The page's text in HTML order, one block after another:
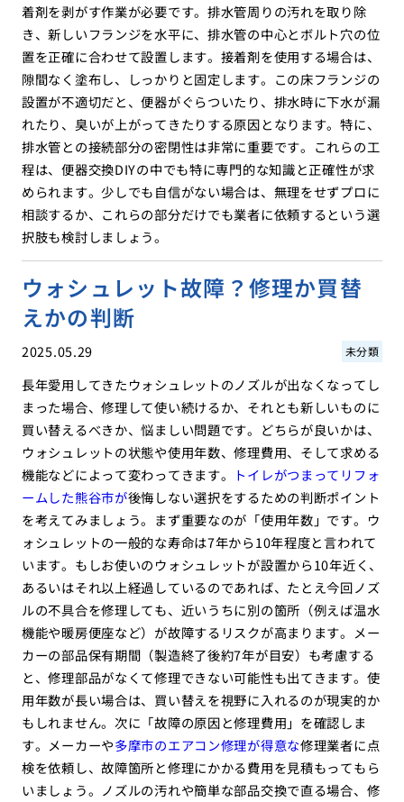
着剤を剥がす作業が必要です。排水管周りの汚れを取り除
き、新しいフランジを水平に、排水管の中心とボルト穴の位
置を正確に合わせて設置します。接着剤を使用する場合は、
隙間なく塗布し、しっかりと固定します。この床フランジの
設置が不適切だと、便器がぐらついたり、排水時に下水が漏
れたり、臭いが上がってきたりする原因となります。特に、
排水管との接続部分の密閉性は非常に重要です。これらの工
程は、便器交換DIYの中でも特に専門的な知識と正確性が求
められます。少しでも自信がない場合は、無理をせずプロに
相談するか、これらの部分だけでも業者に依頼するという選
択肢も検討しましょう。
ウォシュレット故障？修理か買替
えかの判断
2025.05.29 未分類
長年愛用してきたウォシュレットのノズルが出なくなってし
まった場合、修理して使い続けるか、それとも新しいものに
買い替えるべきか、悩ましい問題です。どちらが良いかは、
ウォシュレットの状態や使用年数、修理費用、そして求める
機能などによって変わってきます。
トイレがつまってリフォ
ームした熊谷市が後悔しない選択をするための判断ポイント
を考えてみましょう。まず重要なのが「使用年数」です。ウ
ォシュレットの一般的な寿命は7年から10年程度と言われて
います。もしお使いのウォシュレットが設置から10年近く、
あるいはそれ以上経過しているのであれば、たとえ今回ノズ
ルの不具合を修理しても、近いうちに別の箇所（例えば温水
機能や暖房便座など）が故障するリスクが高まります。メー
カーの部品保有期間（製造終了後約7年が目安）も考慮する
と、修理部品がなくて修理できない可能性も出てきます。使
用年数が長い場合は、買い替えを視野に入れるのが現実的か
もしれません。次に「故障の原因と修理費用」を確認しま
す。メーカーや多摩市のエアコン修理が得意な修理業者に点
検を依頼し、故障箇所と修理にかかる費用を見積もってもら
いましょう。ノズルの汚れや簡単な部品交換で直る場合、修